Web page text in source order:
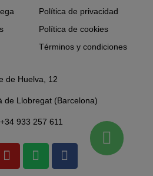
Política de privacidad
Política de cookies
Términos y condiciones
de Huelva, 12
de Llobregat (Barcelona)
933 257 611